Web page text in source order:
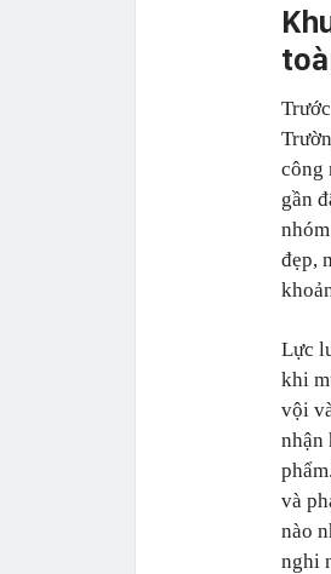
công
gần
đẹp,
Lực
khi
vội
nhận
và
nào
nghi